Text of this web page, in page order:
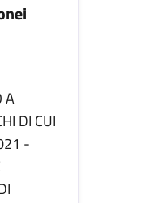
A
DI CUI
-